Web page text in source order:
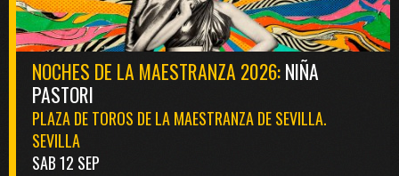
NOCHES DE LA MAESTRANZA 2026:NIÑA
PASTORI
PLAZA DE TOROS DE LA MAESTRANZA DE SEVILLA.
SEVILLA
SAB 12 SEP